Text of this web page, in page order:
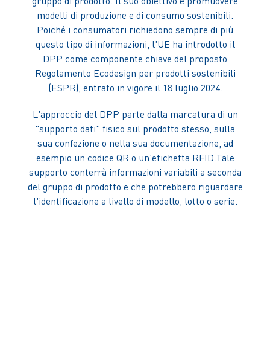
modelli di produzione e di consumo sostenibili.
Poiché i consumatori richiedono sempre di più
questo tipo di informazioni, l'UE ha introdotto il
DPP come componente chiave del proposto
Regolamento Ecodesign per prodotti sostenibili
(ESPR), entrato in vigore il 18 luglio 2024.
L'approccio del DPP parte dalla marcatura di un
"supporto dati" fisico sul prodotto stesso, sulla
sua confezione o nella sua documentazione, ad
esempio un codice QR o un'etichetta RFID.Tale
supporto conterrà informazioni variabili a seconda
del gruppo di prodotto e che potrebbero riguardare
l'identificazione a livello di modello, lotto o serie.